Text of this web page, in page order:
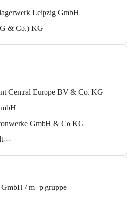
Leipzig GmbH
& Co.) KG
Central Europe BV & Co. KG
GmbH & Co KG
/ m+p gruppe